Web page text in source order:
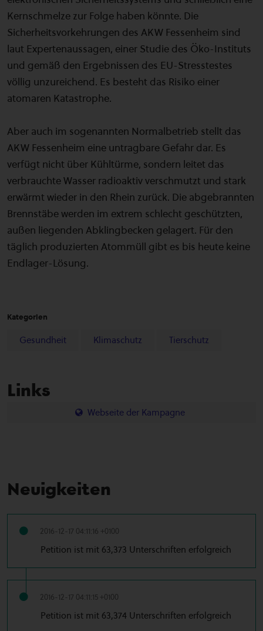
Kernschmelze zur Folge haben könnte. Die
Sicherheitsvorkehrungen des AKW Fessenheim sind
laut Expertenaussagen, einer Studie des Öko-Instituts
und gemäß den Ergebnissen des EU-Stresstestes
völlig unzureichend. Es besteht das Risiko einer
atomaren Katastrophe.
Aber auch im sogenannten Normalbetrieb stellt das
AKW Fessenheim eine untragbare Gefahr dar. Es
verfügt nicht über Kühltürme, sondern leitet das
verbrauchte Wasser radioaktiv verschmutzt und stark
erwärmt wieder in den Rhein zurück. Die abgebrannten
Brennstäbe werden im extrem schlecht geschützten,
außen liegenden Abklingbecken gelagert. Für den
täglich produzierten Atommüll gibt es bis heute keine
Endlager-Lösung.
Kategorien
Gesundheit Klimaschutz Tierschutz
Links
Webseite der Kampagne
Neuigkeiten
2016-12-17 04:11:16 +0100
Petition ist mit 63,373 Unterschriften erfolgreich
2016-12-17 04:11:15 +0100
Petition ist mit 63,374 Unterschriften erfolgreich